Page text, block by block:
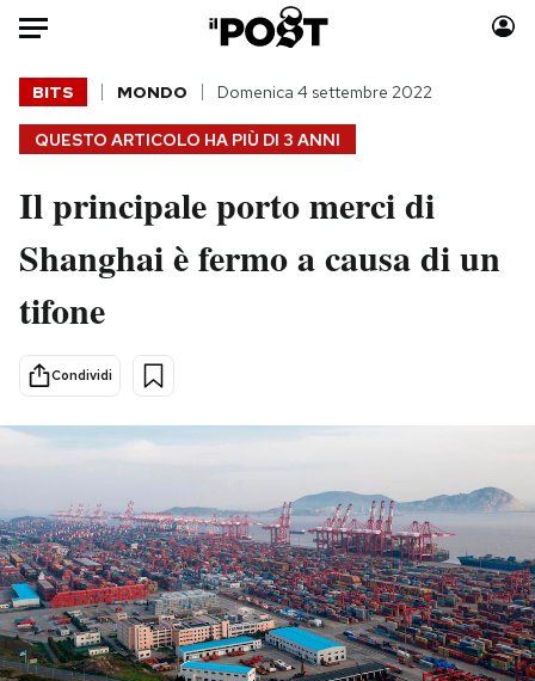
Auto
HOME
Italia
Politica
Tecnologia
Scienza
Economia
Moda
Consumismi
PODCAST
NEWSLETTER
QUESTO ARTICOLO HA PIÙ DI 3 ANNI
BITS MONDO Domenica 4 settembre 2022
Il principale porto merci di
Shanghai è fermo a causa di un
tifone
Condividi